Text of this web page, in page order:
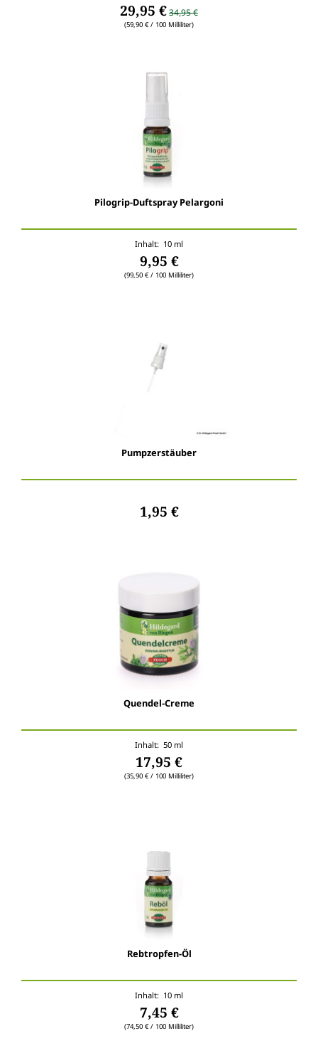
29,95 €34,95 €
(59,90 € / 100 Milliliter)
Pilogrip-Duftspray Pelargoni
Inhalt: 10 ml
9,95 €
(99,50 € / 100 Milliliter)
Pumpzerstäuber
1,95 €
Quendel-Creme
Inhalt: 50 ml
17,95 €
(35,90 € / 100 Milliliter)
Rebtropfen-Öl
Inhalt: 10 ml
7,45 €
(74,50 € / 100 Milliliter)